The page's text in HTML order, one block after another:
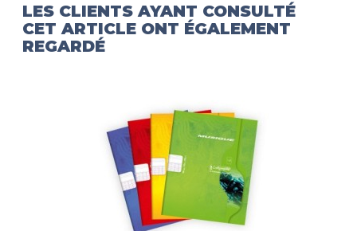
LES CLIENTS AYANT CONSULTÉ
CET ARTICLE ONT ÉGALEMENT
REGARDÉ